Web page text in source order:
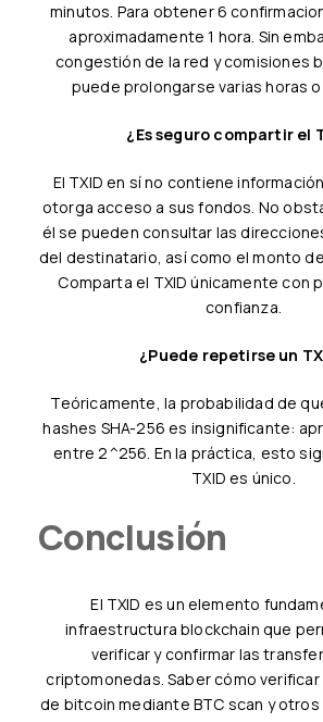
minutos. Para obtener 6
aproximadamente 1 hora. Sin
congestión de la red y comisiones
puede prolongarse varias horas
¿Es seguro compartir el
El TXID en sí no contiene información confidencial ni
otorga acceso a sus fondos. No
él se pueden consultar las
del destinatario, así como el monto
Comparta el TXID únicamente con
confianza.
¿Puede repetirse un
Teóricamente, la probabilidad de que coincidan dos
hashes SHA-256 es insignificante:
entre 2^256. En la práctica, esto
TXID es único.
Conclusión
El TXID es un elemento fundamental de la
infraestructura blockchain que
verificar y confirmar las
criptomonedas. Saber cómo
de bitcoin mediante BTC scan y